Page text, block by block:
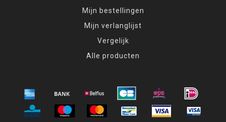
Mijn bestellingen
Mijn verlanglijst
Vergelijk
Alle producten